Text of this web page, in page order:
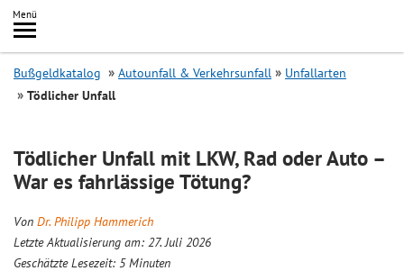
Inhalt
springen
Menü
Search
Bußgeldkatalog Autounfall & Verkehrsunfall
Unfallarten
Tödlicher Unfall
Tödlicher Unfall mit LKW, Rad oder Auto –
War es fahrlässige Tötung?
Von Dr. Philipp Hammerich
Letzte Aktualisierung am: 27. Juli 2026
Geschätzte Lesezeit: 5 Minuten